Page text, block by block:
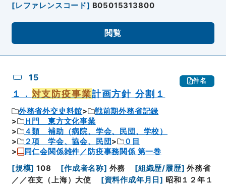
[レファレンスコード] B05015313800
閲覧
15 件名
１． 対支防疫事業計画方針 分割１
外務省外交史料館
戦前期外務省記録
Ｈ門 東方文化事業
４類 補助（病院、学会、民団、学校）
２項 学会、協会、民団
０目
同仁会関係雑件／防疫事務関係 第一巻
[規模] 108 [作成者名称] 外務 [組織歴/履歴] 外務省
／／在支（上海）大使
[資料作成年月日] 昭和１２年１